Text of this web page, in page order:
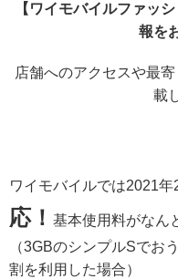
【ワイモバイルファッ
報を
店舗へのアクセスや最
載
ワイモバイルでは2021年
応！ 基本使用料がなん
（3GBのシンプルSでお
割を利用した場合）